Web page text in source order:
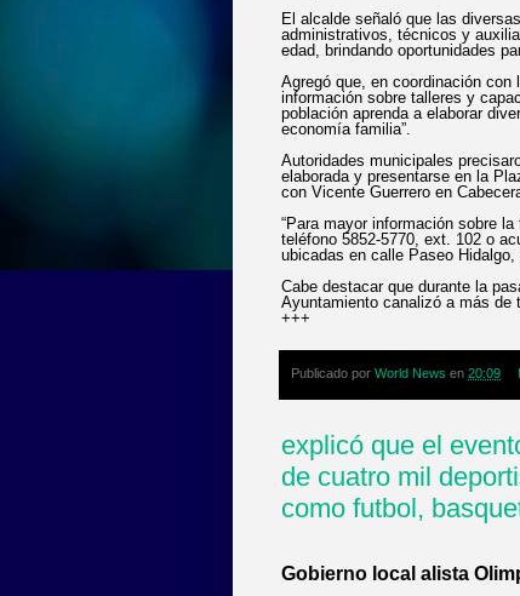
El alcalde señaló que las
administrativos, técnicos y
edad, brindando oportunidades
Agregó que, en coordinación
información sobre talleres y
población aprenda a elaborar
economía familia”.
Autoridades municipales
elaborada y presentarse en la
con Vicente Guerrero en
“Para mayor información sobre
teléfono 5852-5770, ext. 102 o
ubicadas en calle Paseo Hidalgo,
Cabe destacar que durante la
Ayuntamiento canalizó a más de
+++
Publicado por World News en 20:09
explicó que el
de cuatro mil
como futbol,
Gobierno local alista